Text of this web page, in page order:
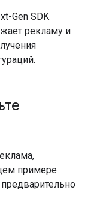
Gen SDK
рекламу и
примере